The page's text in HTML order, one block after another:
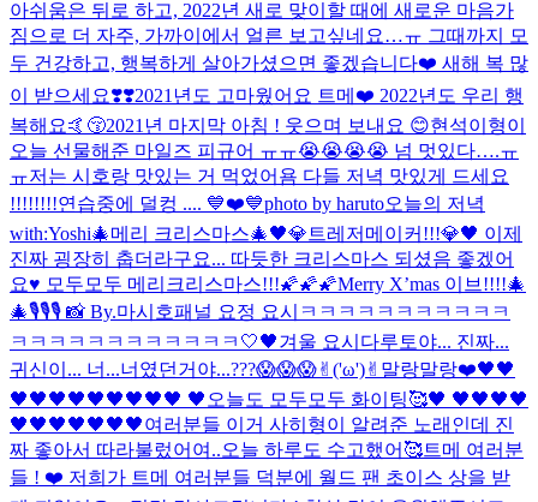
아쉬움은 뒤로 하고, 2022년 새로 맞이할 때에 새로운 마음가
짐으로 더 자주, 가까이에서 얼른 보고싶네요…ㅠ 그때까지 모
두 건강하고, 행복하게 살아가셨으면 좋겠습니다❤️ 새해 복 많
이 받으세요❣️❣️2021년도 고마웠어요 트메❤️ 2022년도 우리 행
복해요🤙😚2021년 마지막 아침 ! 웃으며 보내요 😊현석이형이
오늘 선물해준 마일즈 피규어 ㅠㅠ😭😭😭😭 넘 멋있다….ㅠ
ㅠ저는 시호랑 맛있는 거 먹었어욤 다들 저녁 맛있게 드세요
!!!!!!!!연습중에 덜컹 .... 💙❤️💙photo by haruto오늘의 저녁
with:Yoshi🎄메리 크리스마스🎄🖤💎트레저메이커!!!💎🖤 이제
진짜 굉장히 춥더라구요... 따듯한 크리스마스 되셨음 좋겠어
요♥️ 모두모두 메리크리스마스!!!🌠🌠🌠Merry X’mas 이브!!!!🎄
🎄🎙🎙🎙 📸 By.마시호패널 요정 요시 ㅋㅋㅋㅋㅋㅋㅋㅋㅋㅋㅋ
ㅋㅋㅋㅋㅋㅋㅋㅋㅋㅋㅋㅋ 🤍🖤겨울 요시다루토야... 진짜...
귀신이... 너...너였던거야...???😱😱😱✌︎('ω')✌︎ 말랑말랑❤️🖤🖤
🖤🖤🖤🖤🖤🖤🖤🖤🖤 🖤오늘도 모두모두 화이팅🥰🖤 🖤🖤🖤🖤
🖤🖤🖤🖤🖤🖤🖤여러분들 이거 사히형이 알려준 노래인데 진
짜 좋아서 따라불렀어여..오늘 하루도 수고했어🥰트메 여러분
들 ! ❤️ 저희가 트메 여러분들 덕분에 월드 팬 초이스 상을 받